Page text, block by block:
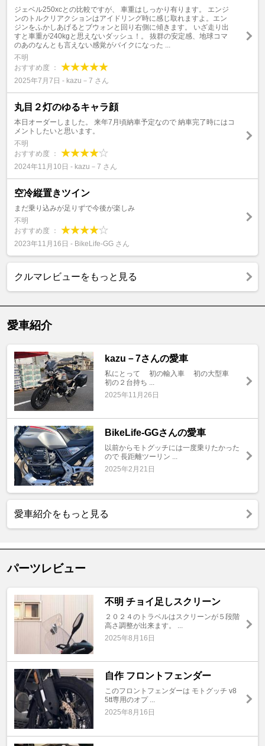
ジェベル250xcとの比較ですが、 車重はしっかり有ります。 エンジ
ンのトルクリアクションはアイドリング時に感じ取れますよ。エン
ジンをふかしあげるとブウォンと回り右側に傾きます。 いざ走り出
すと車重が240kgと思えないダッシュ！。 抜群の安定感、地球コマ
のあのなんとも言えない感覚がバイクになった ...
不明
おすすめ度 ：
2025年7月7日 - kazu－7 さん
丸目２灯のゆるキャラ顔
本日オーダーしました。 来年7月頃納車予定なので 納車完了時にはコ
メントしたいと思います。
不明
おすすめ度 ：
2024年11月10日 - kazu－7 さん
空冷縦置きツイン
まだ乗り込みが足りずで今後が楽しみ
不明
おすすめ度 ：
2023年11月16日 - BikeLife‐GG さん
クルマレビューをもっと見る
愛車紹介
kazu－7さんの愛車
私にとって 初の輸入車 初の大型車
初の２台持ち ...
2025年11月26日
BikeLife‐GGさんの愛車
以前からモトグッチには一度乗りたかった
ので 長距離ツーリン ...
2025年2月21日
愛車紹介をもっと見る
パーツレビュー
不明 チョイ足しスクリーン
２０２４のトラベルはスクリーンが５段階
高さ調整が出来ます。 ...
2025年8月16日
自作 フロントフェンダー
このフロントフェンダーは モトグッチ v8
5tt専用のオプ ...
2025年8月16日